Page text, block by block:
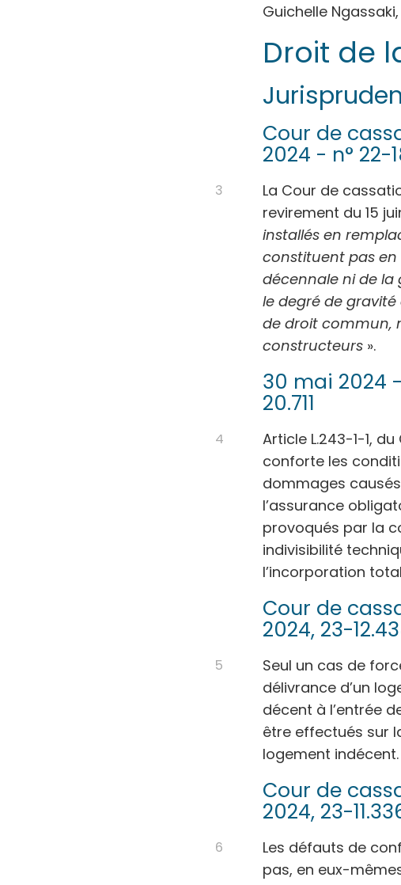
Guichelle
Droit de
Cour de
2024 - n° 22-
La Cour de
revirement du 15
installés en
constituent pas
décennale ni de
le degré de
de droit commun,
constructeurs ».
30 mai 2024
20.711
Article L.243-1-1,
conforte les
dommages
l’assurance
provoqués par la
indivisibilité
l’incorporation
Cour de
2024, 23-
Seul un cas de
délivrance d’un
décent à l’entrée
être effectués sur
logement
Cour de
2024, 23-
Les défauts de
pas, en eux-